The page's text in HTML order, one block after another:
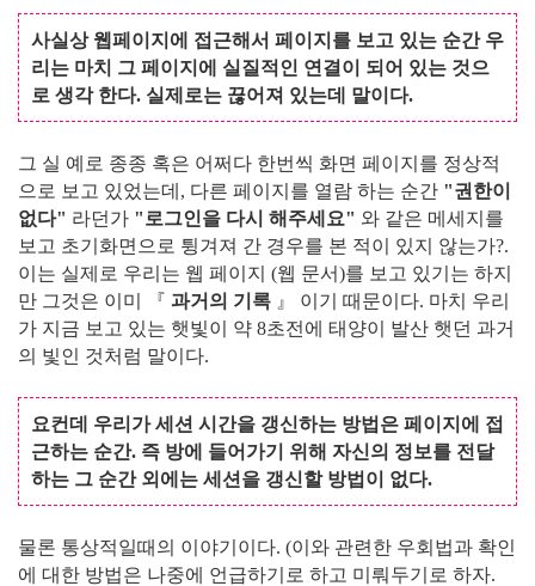
사실상 웹페이지에 접근해서 페이지를 보고 있는 순간 우
리는 마치 그 페이지에 실질적인 연결이 되어 있는 것으
로 생각 한다. 실제로는 끊어져 있는데 말이다.
그 실 예로 종종 혹은 어쩌다 한번씩 화면 페이지를 정상적
으로 보고 있었는데, 다른 페이지를 열람 하는 순간 "권한이
없다" 라던가 "로그인을 다시 해주세요" 와 같은 메세지를
보고 초기화면으로 튕겨져 간 경우를 본 적이 있지 않는가?.
이는 실제로 우리는 웹 페이지 (웹 문서)를 보고 있기는 하지
만 그것은 이미 『 과거의 기록 』 이기 때문이다. 마치 우리
가 지금 보고 있는 햇빛이 약 8초전에 태양이 발산 햇던 과거
의 빛인 것처럼 말이다.
요컨데 우리가 세션 시간을 갱신하는 방법은 페이지에 접
근하는 순간. 즉 방에 들어가기 위해 자신의 정보를 전달
하는 그 순간 외에는 세션을 갱신할 방법이 없다.
물론 통상적일때의 이야기이다. (이와 관련한 우회법과 확인
에 대한 방법은 나중에 언급하기로 하고 미뤄두기로 하자.